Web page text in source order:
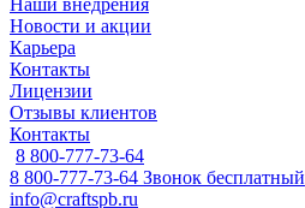
Наши внедрения
Новости и акции
Карьера
Контакты
Лицензии
Отзывы клиентов
Контакты
8 800-777-73-64
8 800-777-73-64 Звонок бесплатный
info@craftspb.ru